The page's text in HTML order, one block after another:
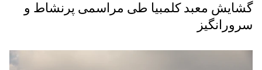
گشایش معبد کلمبیا طی مراسمی پرنشاط و
سرورانگیز